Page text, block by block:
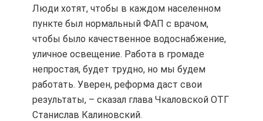
Люди хотят, чтобы в каждом населенном
пункте был нормальный ФАП с врачом,
чтобы было качественное водоснабжение,
уличное освещение. Работа в громаде
непростая, будет трудно, но мы будем
работать. Уверен, реформа даст свои
результаты, – сказал глава Чкаловской ОТГ
Станислав Калиновский.